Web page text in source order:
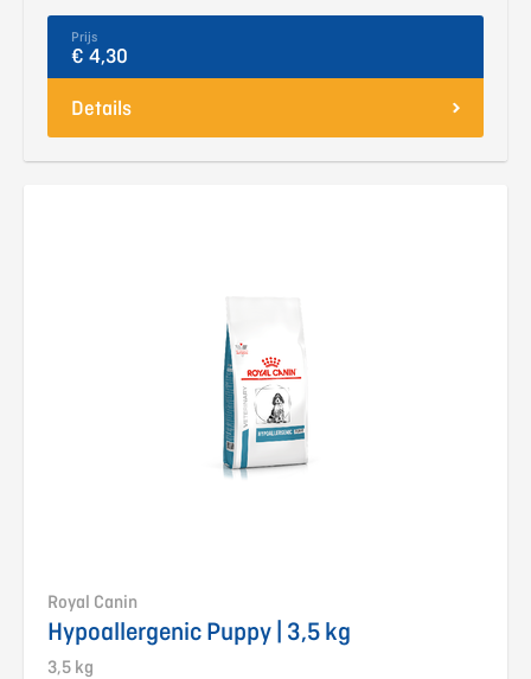
Prijs
€ 4,30
Details
Royal Canin
Hypoallergenic Puppy | 3,5 kg
3,5 kg